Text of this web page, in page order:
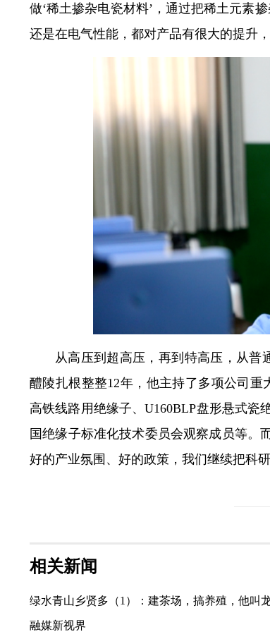
做‘稀土掺杂电瓷材料’，通过把稀土元素
还是在电气性能，都对产品有很大的提升
从高压到超高压，再到特高压，从
醴陵扎根整整12年，他主持了多项公司重
高铁线路用绝缘子、U160BLP盘形悬式瓷
国绝缘子标准化技术委员会观察成员等。
好的产业氛围、好的政策，我们继续把科
相关新闻
绿水青山乡贤多（1）：建茶场，搞养殖，他叫
融媒新视界